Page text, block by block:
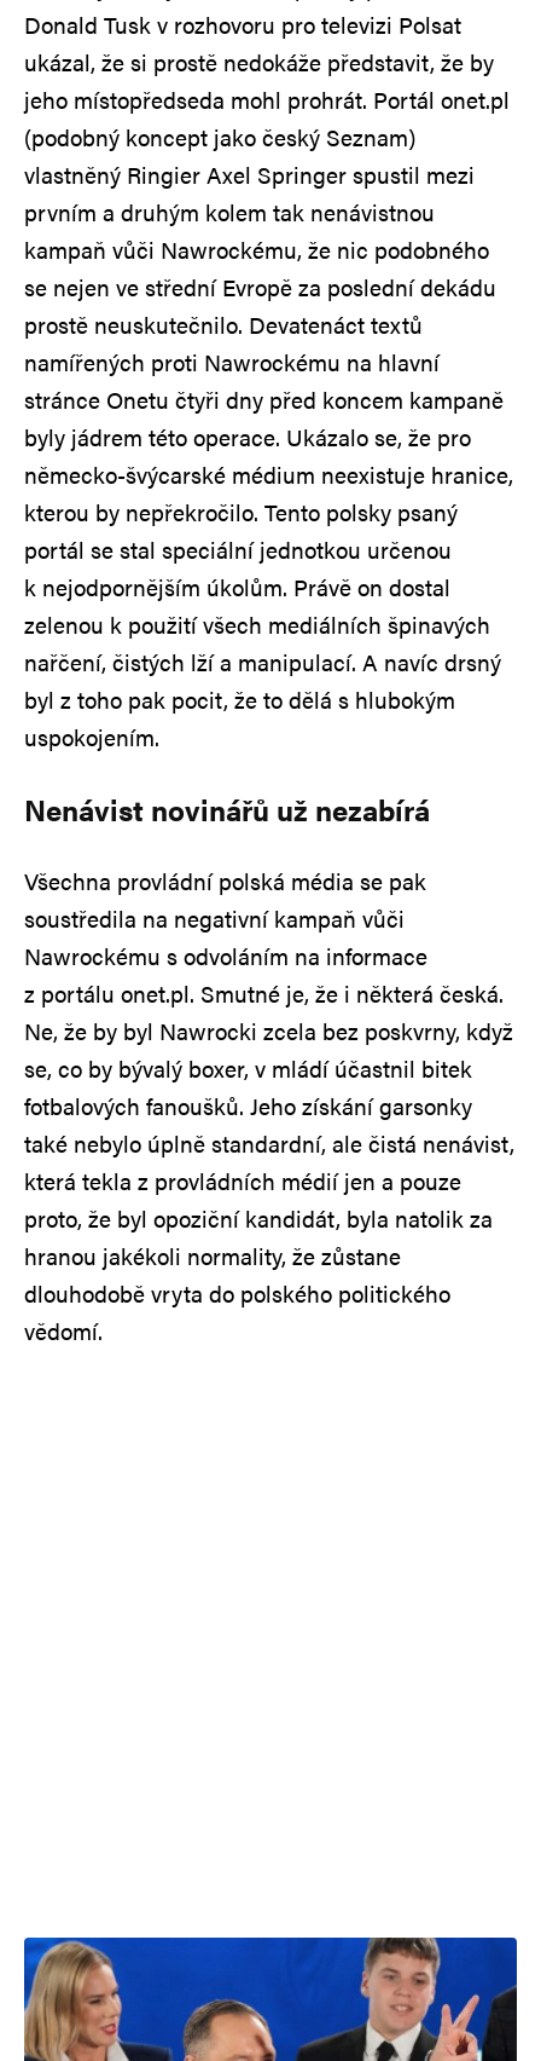
Donald Tusk v rozhovoru pro televizi Polsat
ukázal, že si prostě nedokáže představit, že by
jeho místopředseda mohl prohrát. Portál onet.pl
(podobný koncept jako český Seznam)
vlastněný Ringier Axel Springer spustil mezi
prvním a druhým kolem tak nenávistnou
kampaň vůči Nawrockému, že nic podobného
se nejen ve střední Evropě za poslední dekádu
prostě neuskutečnilo. Devatenáct textů
namířených proti Nawrockému na hlavní
stránce Onetu čtyři dny před koncem kampaně
byly jádrem této operace. Ukázalo se, že pro
německo-švýcarské médium neexistuje hranice,
kterou by nepřekročilo. Tento polsky psaný
portál se stal speciální jednotkou určenou
k nejodpornějším úkolům. Právě on dostal
zelenou k použití všech mediálních špinavých
nařčení, čistých lží a manipulací. A navíc drsný
byl z toho pak pocit, že to dělá s hlubokým
uspokojením.
Nenávist novinářů už nezabírá
Všechna provládní polská média se pak
soustředila na negativní kampaň vůči
Nawrockému s odvoláním na informace
z portálu onet.pl. Smutné je, že i některá česká.
Ne, že by byl Nawrocki zcela bez poskvrny, když
se, co by bývalý boxer, v mládí účastnil bitek
fotbalových fanoušků. Jeho získání garsonky
také nebylo úplně standardní, ale čistá nenávist,
která tekla z provládních médií jen a pouze
proto, že byl opoziční kandidát, byla natolik za
hranou jakékoli normality, že zůstane
dlouhodobě vryta do polského politického
vědomí.